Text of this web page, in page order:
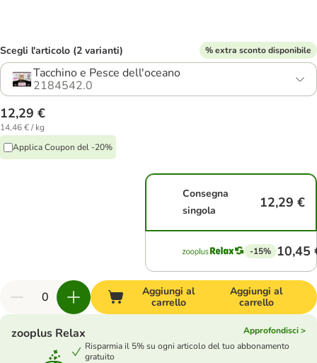
Scegli l'articolo (2 varianti) % extra sconto disponibile
Tacchino e Pesce dell'oceano
2184542.0
12,29 €
14,46 € / kg
Applica Coupon del -20%
Consegna
singola
12,29 €
-15% 10,45
Aggiungi al
carrello
Aggiungi al
carrello
zooplus Relax
Approfondisci >
Risparmia il 5% su ogni articolo del tuo abbonamento
gratuito